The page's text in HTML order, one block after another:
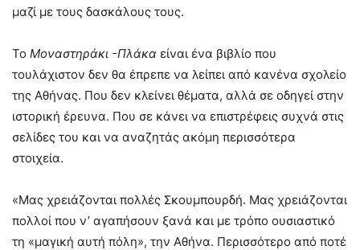
μαζί με τους δασκάλους τους.
Το Μοναστηράκι -Πλάκα είναι ένα βιβλίο που
τουλάχιστον δεν θα έπρεπε να λείπει από κανένα σχολείο
της Αθήνας. Που δεν κλείνει θέματα, αλλά σε οδηγεί στην
ιστορική έρευνα. Που σε κάνει να επιστρέφεις συχνά στις
σελίδες του και να αναζητάς ακόμη περισσότερα
στοιχεία.
«Μας χρειάζονται πολλές Σκουμπουρδή. Μας χρειάζονται
πολλοί που ν’ αγαπήσουν ξανά και με τρόπο ουσιαστικό
τη «μαγική αυτή πόλη», την Αθήνα. Περισσότερο από ποτέ